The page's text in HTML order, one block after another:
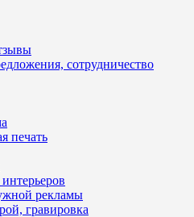
сотрудничество
печать
рекламы
гравировка